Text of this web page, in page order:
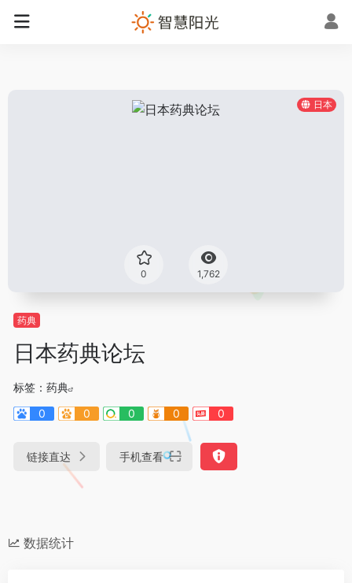
日本
0 1,762
药典
日本药典论坛
标签： 药典
0
0 0 0 0
链接直达 手机查看
数据统计